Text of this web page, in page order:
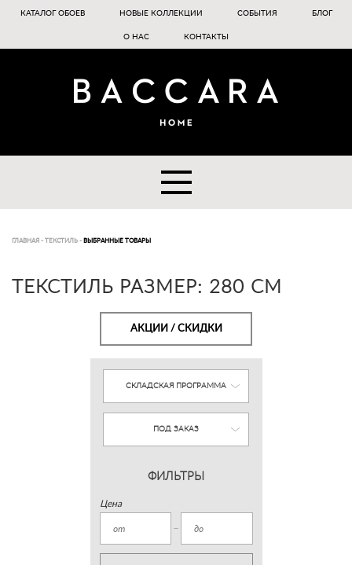
КАТАЛОГ ОБОЕВ НОВЫЕ КОЛЛЕКЦИИ СОБЫТИЯ БЛОГ
О НАС КОНТАКТЫ
ГЛАВНАЯ - ТЕКСТИЛЬ - ВЫБРАННЫЕ ТОВАРЫ
ТЕКСТИЛЬ РАЗМЕР: 280 CM
АКЦИИ / СКИДКИ
СКЛАДСКАЯ ПРОГРАММА
ПОД ЗАКАЗ
ФИЛЬТРЫ
Цена